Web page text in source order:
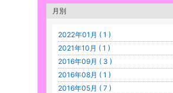
月別
2022年01月 ( 1 )
2021年10月 ( 1 )
2016年09月 ( 3 )
2016年08月 ( 1 )
2016年05月 ( 7 )